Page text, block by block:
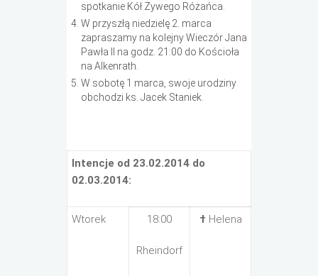
spotkanie Kół Żywego Różańca.
W przyszłą niedzielę 2. marca
zapraszamy na kolejny Wieczór Jana
Pawła II na godz. 21:00 do Kościoła
na Alkenrath.
W sobotę 1 marca, swoje urodziny
obchodzi ks. Jacek Staniek.
Intencje od 23.02.2014 do
02.03.2014:
Wtorek 18:00
Rheindorf
† Helena